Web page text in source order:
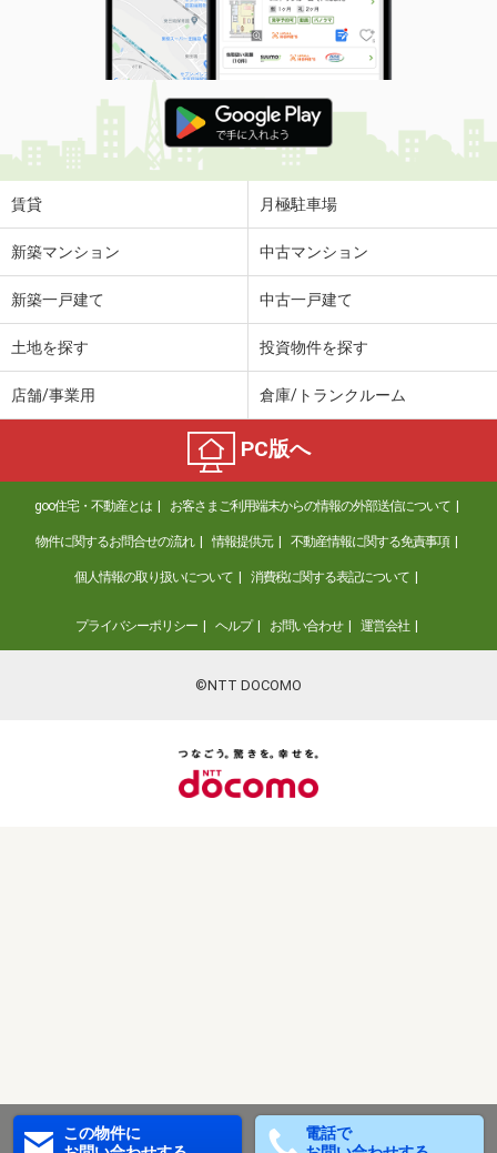
賃貸 月極駐車場
新築マンション 中古マンション
新築一戸建て 中古一戸建て
土地を探す 投資物件を探す
店舗/事業用 倉庫/トランクルーム
PC版へ
goo住宅・不動産とは お客さまご利用端末からの情報の外部送信について
物件に関するお問合せの流れ 情報提供元 不動産情報に関する免責事項
個人情報の取り扱いについて 消費税に関する表記について
プライバシーポリシー ヘルプ お問い合わせ 運営会社
©NTT DOCOMO
この物件に
電話で